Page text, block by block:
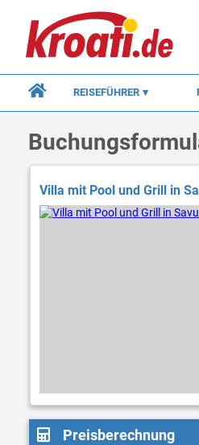
REISEFÜHRER
Villa mit Pool und Grill in
Preisberechnung